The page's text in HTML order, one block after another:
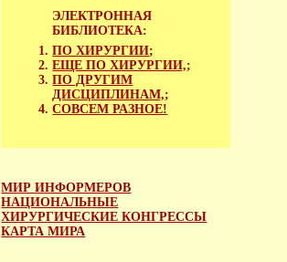
ЭЛЕКТРОННАЯ
БИБЛИОТЕКА:
ПО ХИРУРГИИ;
ЕЩЕ ПО ХИРУРГИИ,;
ПО ДРУГИМ
ДИСЦИПЛИНАМ,;
СОВСЕМ РАЗНОЕ!
МИР ИНФОРМЕРОВ
НАЦИОНАЛЬНЫЕ
ХИРУРГИЧЕСКИЕ КОНГРЕССЫ
КАРТА МИРА